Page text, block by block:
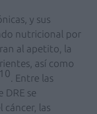
y sus
nutricional por
al apetito, la
así como
10
. Entre las
se
las